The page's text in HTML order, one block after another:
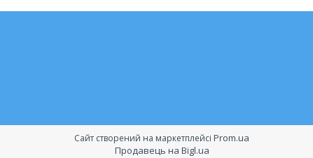
Сайт створений на маркетплейсі Prom.ua
Продавець на Bigl.ua